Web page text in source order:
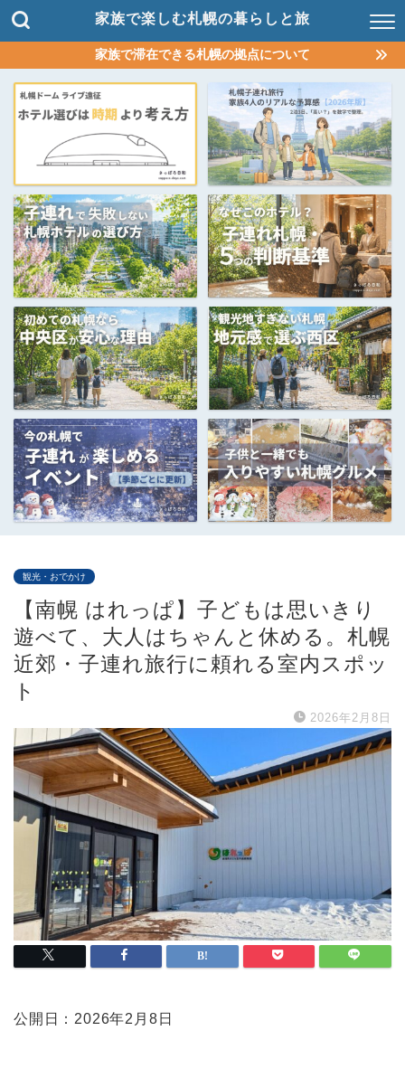
家族で楽しむ札幌の暮らしと旅
家族で滞在できる札幌の拠点について
観光・おでかけ
【南幌 はれっぱ】子どもは思いきり
遊べて、大人はちゃんと休める。札幌
近郊・子連れ旅行に頼れる室内スポッ
ト
2026年2月8日
公開日：2026年2月8日